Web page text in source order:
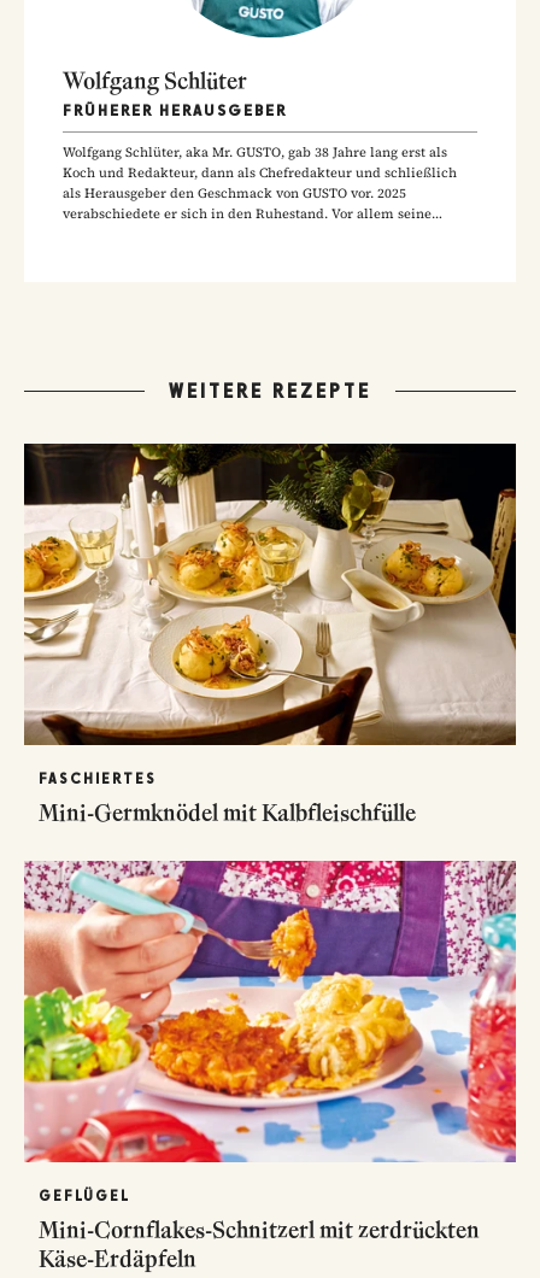
Wolfgang Schlüter
FRÜHERER HERAUSGEBER
Wolfgang Schlüter, aka Mr. GUSTO, gab 38 Jahre lang erst als
Koch und Redakteur, dann als Chefredakteur und schließlich
als Herausgeber den Geschmack von GUSTO vor. 2025
verabschiedete er sich in den Ruhestand. Vor allem seine
WEITERE REZEPTE
FASCHIERTES
Mini-Germknödel mit Kalbfleischfülle
GEFLÜGEL
Mini-Cornflakes-Schnitzerl mit zerdrückten
Käse-Erdäpfeln